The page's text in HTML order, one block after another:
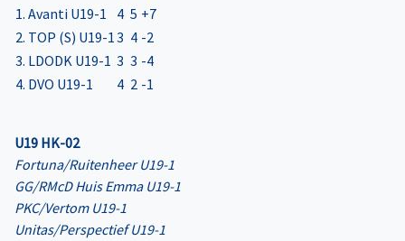
1. Avanti U19-1
4 5 +7
2. TOP (S) U19-13 4 -2
3. LDODK U19-1 3 3 -4
4. DVO U19-1
4 2 -1
U19 HK-02
Fortuna/Ruitenheer U19-1
GG/RMcD Huis Emma U19-1
PKC/Vertom U19-1
Unitas/Perspectief U19-1